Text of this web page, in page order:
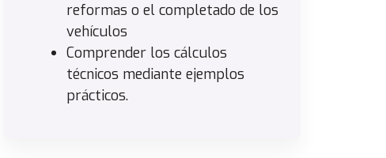
reformas o el completado de los
vehículos
Comprender los cálculos
técnicos mediante ejemplos
prácticos.